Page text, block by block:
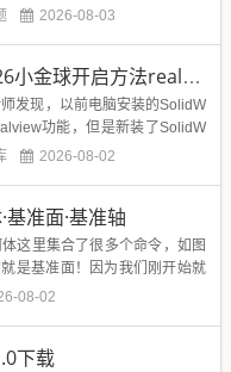
汇总：...2026-08-03
SolidWorks2026小金球开启方法realview功能开启
发现，以前电脑安装的SolidW
功能，但是新装了SolidW
有了，那么今天溪风就以我自
2026-08-02
准面·基准轴
这里集合了很多个命令，如图
是基准面！因为我们刚开始就
视、上视、右视，随着我们的
重要。基准面的属性管理器如
08-02
下载